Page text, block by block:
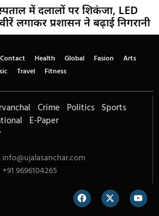
में दलालों पर शिकंजा, LED
लगाकर प्रशासन ने बढ़ाई निगरानी
Contact Health Global Fasion
Arts
Travel Fitness
Crime Politics Sports
E-Paper
info@ujalasanchar.com
+91 9696104265